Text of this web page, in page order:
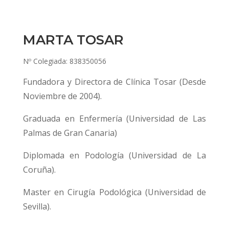
MARTA TOSAR
Nº Colegiada: 838350056
Fundadora y Directora de Clínica Tosar (Desde
Noviembre de 2004).
Graduada en Enfermería (Universidad de Las
Palmas de Gran Canaria)
Diplomada en Podología (Universidad de La
Coruña).
Master en Cirugía Podológica (Universidad de
Sevilla).